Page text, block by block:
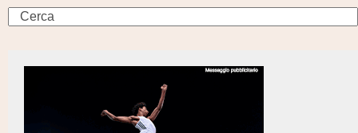
Search